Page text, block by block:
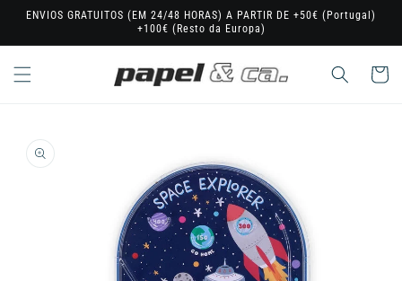
Saltar
para o
ENVIOS GRATUITOS (EM 24/48 HORAS) A PARTIR DE +50€ (Portugal)
+100€ (Resto da Europa)
Carrinho
a
informação